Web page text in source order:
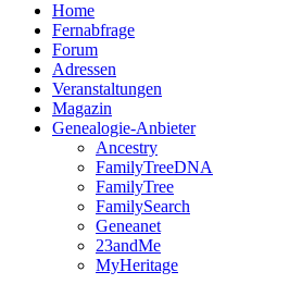
Home
Fernabfrage
Forum
Adressen
Veranstaltungen
Magazin
Genealogie-Anbieter
Ancestry
FamilyTreeDNA
FamilyTree
FamilySearch
Geneanet
23andMe
MyHeritage